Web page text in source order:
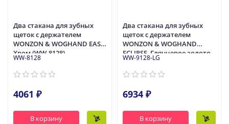
Два стакана для зубных
щеток с держателем
WONZON & WOGHAND EASY,
Хром (WW-8128)
WW-8128
4061 ₽
В корзину
Два стакана для зубных
щеток с держателем
WONZON & WOGHAND
ECLIPSE, Глянцевое золото
(WW-9128-LG)
WW-9128-LG
6934 ₽
В корзину